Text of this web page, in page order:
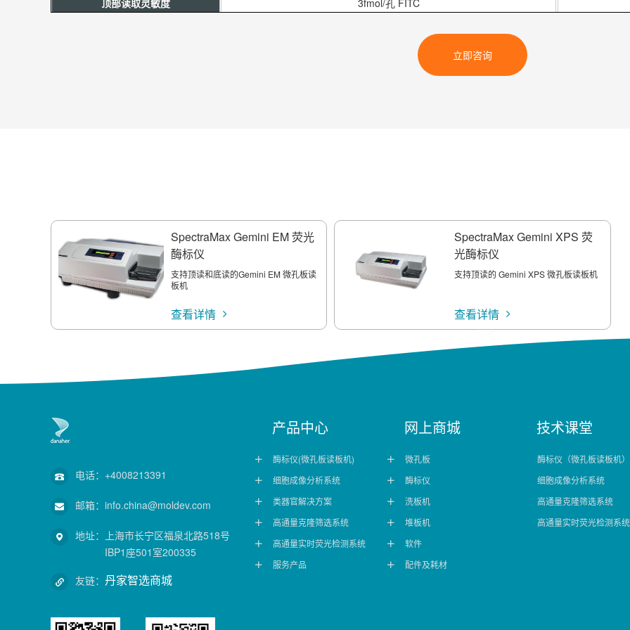
顶部读取灵敏度 3fmol/孔 FITC
8fmol/孔 FITC
读板时间 15 秒
机械臂兼容 兼容
立即咨询
SpectraMax Gemini EM 荧光
酶标仪
支持顶读和底读的Gemini EM 微孔板读
板机
查看详情
SpectraMax Gemini XPS 荧
光酶标仪
支持顶读的 Gemini XPS 微孔板读板机
查看详情
电话： +4008213391
邮箱： info.china@moldev.com
地址：
上海市长宁区福泉北路518号
IBP1座501室200335
友链： 丹家智选商城
产品中心
 酶标仪(微孔板读板机)
 细胞成像分析系统
 类器官解决方案
 高通量克隆筛选系统
 高通量实时荧光检测系统
 服务产品
网上商城
 微孔板
 酶标仪
 洗板机
 堆板机
 软件
 配件及耗材
技术课堂
酶标仪（微孔板读板机）
细胞成像分析系统
高通量克隆筛选系统
高通量实时荧光检测系统